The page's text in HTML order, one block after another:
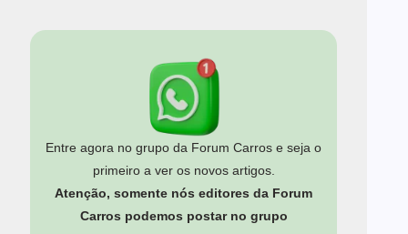
Entre agora no grupo da Forum Carros e seja o
primeiro a ver os novos artigos.
Atenção, somente nós editores da Forum
Carros podemos postar no grupo